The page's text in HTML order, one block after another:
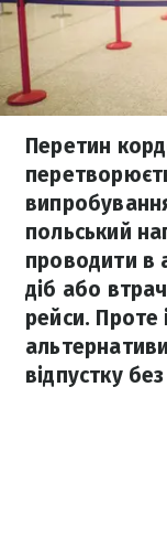
Перетин
польський
проводити в
діб або
рейси. Проте
відпустку